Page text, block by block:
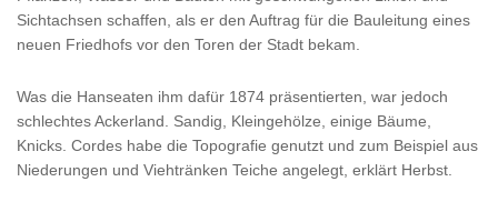
Sichtachsen schaffen, als er den Auftrag für die Bauleitung eines
neuen Friedhofs vor den Toren der Stadt bekam.
Was die Hanseaten ihm dafür 1874 präsentierten, war jedoch
schlechtes Ackerland. Sandig, Kleingehölze, einige Bäume,
Knicks. Cordes habe die Topografie genutzt und zum Beispiel aus
Niederungen und Viehtränken Teiche angelegt, erklärt Herbst.